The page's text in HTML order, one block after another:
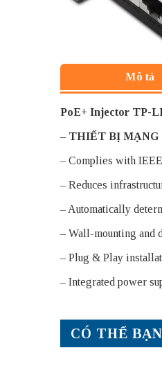
Mô tả
PoE+ Injector TP-
– THIẾT BỊ MẠNG
– Complies with
– Reduces
– Automatically
– Wall-mounting and
– Plug & Play
– Integrated power
CÓ THỂ